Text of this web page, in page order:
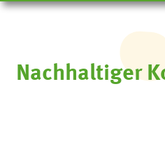
Nachhaltiger